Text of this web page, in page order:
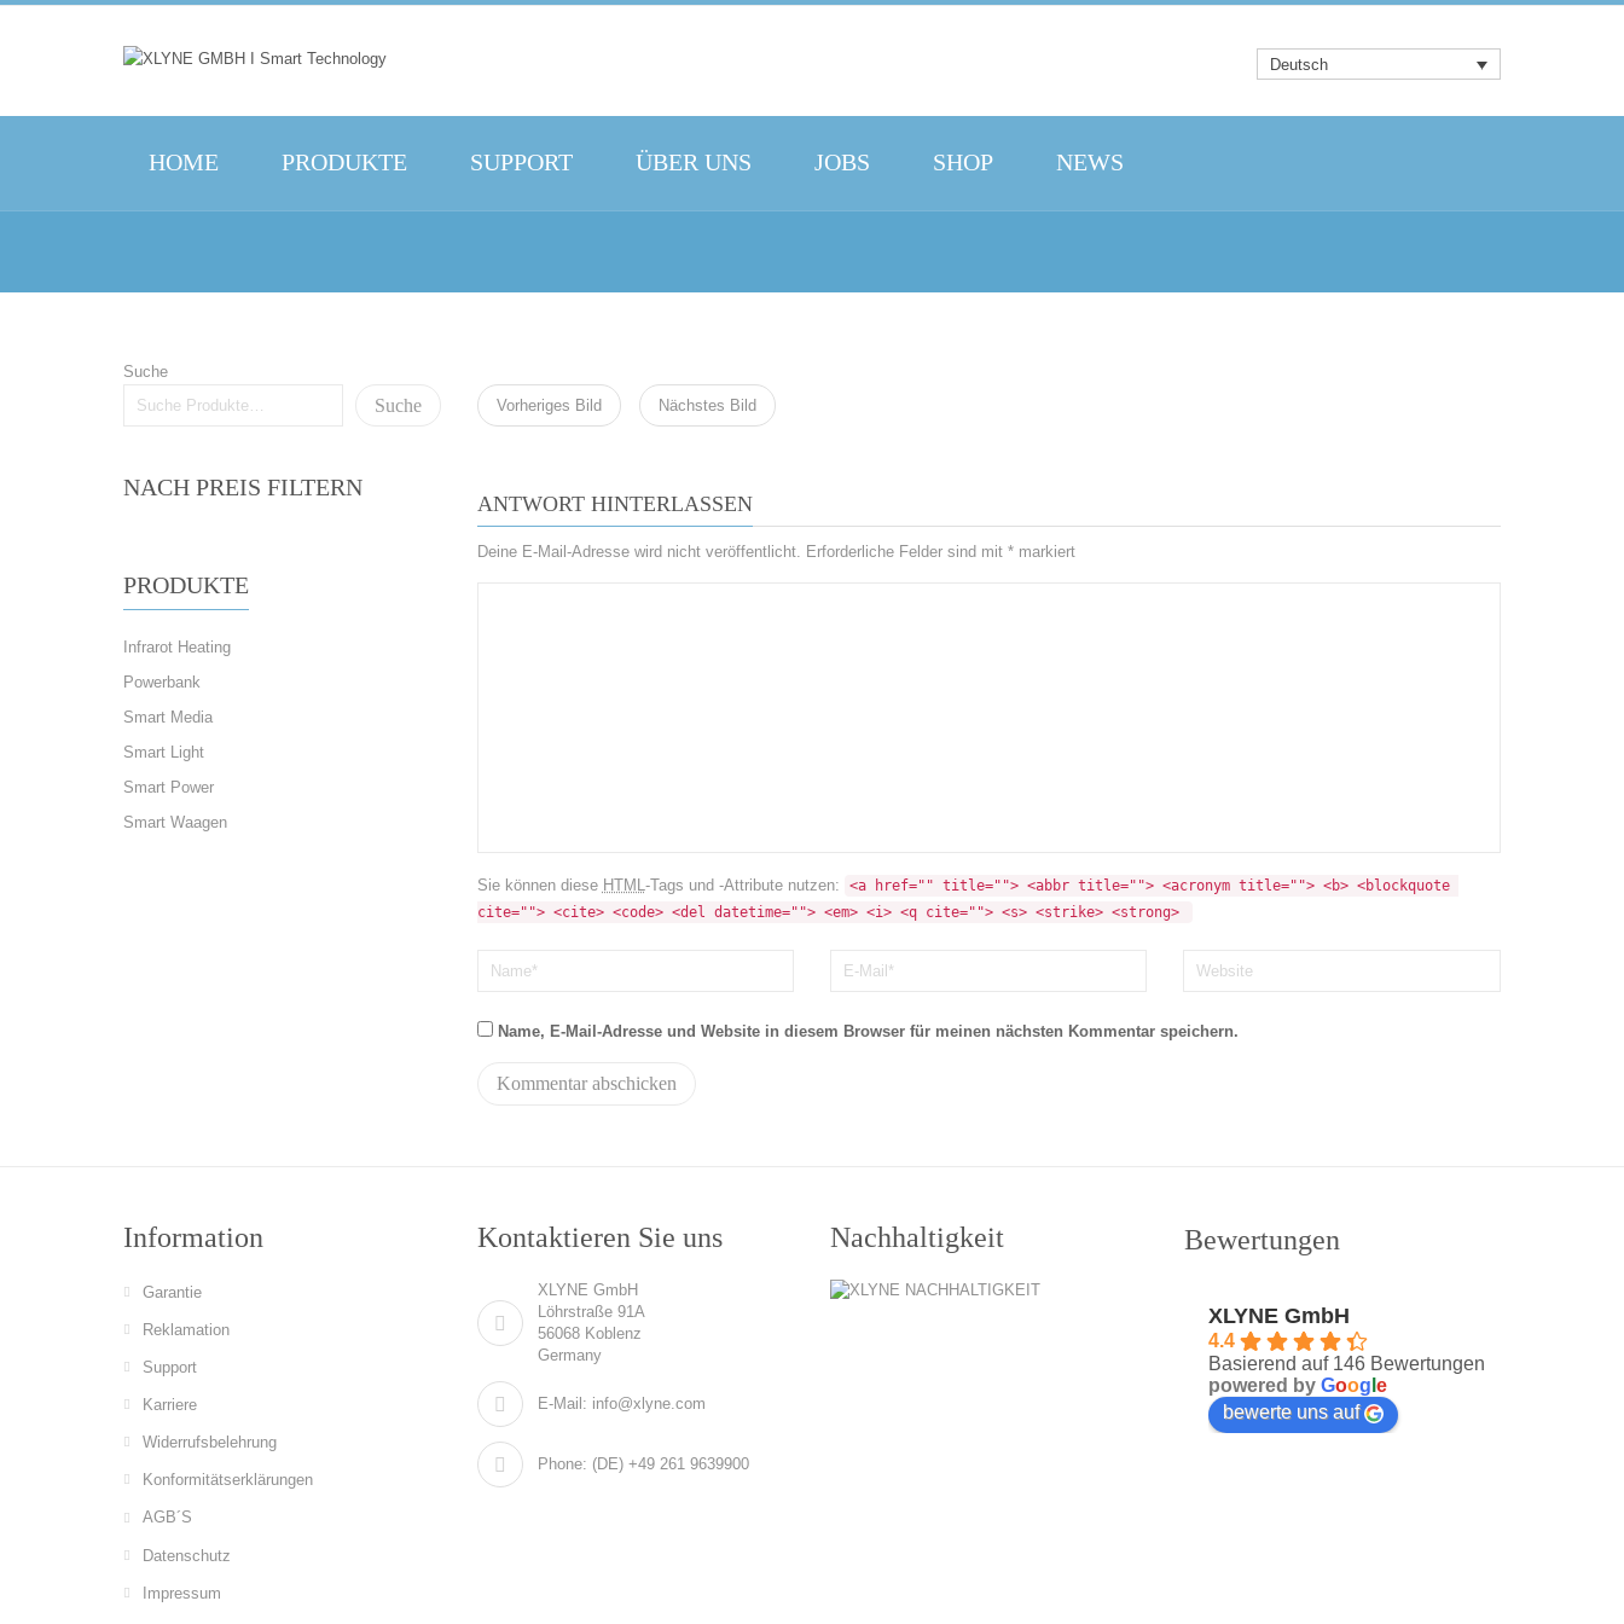
Deutsch
HOME PRODUKTE SUPPORT ÜBER UNS JOBS SHOP NEWS
Suche
Suche
NACH PREIS FILTERN
PRODUKTE
Infrarot Heating
Powerbank
Smart Media
Smart Light
Smart Power
Smart Waagen
Vorheriges Bild Nächstes Bild
ANTWORT HINTERLASSEN
Deine E-Mail-Adresse wird nicht veröffentlicht. Erforderliche Felder sind mit *markiert
Sie können diese HTML-Tags und -Attribute nutzen:
<a href="" title=""> <abbr title=""> <acronym title=""> <b> <blockquote
cite=""> <cite> <code> <del datetime=""> <em> <i> <q cite=""> <s> <strike> <strong>
Name, E-Mail-Adresse und Website in diesem Browser für meinen nächsten Kommentar speichern.
Information
Garantie
Reklamation
Support
Karriere
Widerrufsbelehrung
Konformitätserklärungen
AGB´S
Datenschutz
Impressum
Kontaktieren Sie uns
XLYNE GmbH
Löhrstraße 91A
56068 Koblenz
Germany
E-Mail: info@xlyne.com
Phone: (DE) +49 261 9639900
Nachhaltigkeit Bewertungen
XLYNE GmbH
4.4
Basierend auf 146 Bewertungen
powered by Goog e
bewerte uns auf